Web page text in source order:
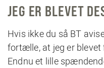
JEG ER BLEVET
Hvis ikke du så BT
fortælle, at jeg er
Endnu et lille